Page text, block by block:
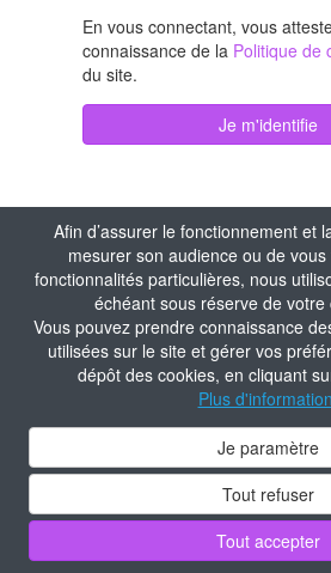
Afin d’assurer le fonctionnement et
mesurer son audience ou de
fonctionnalités particulières, nous
échéant sous réserve de votre
Vous pouvez prendre connaissance
utilisées sur le site et gérer vos
dépôt des cookies, en cliquant
Plus
Je paramètre
Tout refuser
Tout accepter
En vous connectant, vous
connaissance de la Politique de
du site.
Je m'identifie